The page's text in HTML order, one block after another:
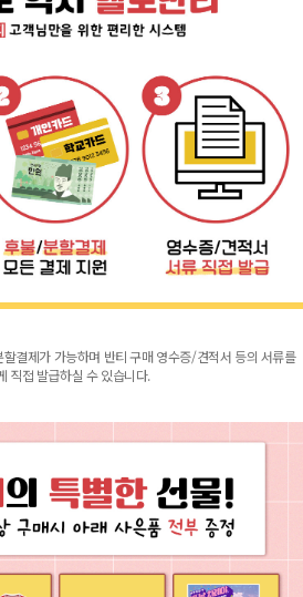
결제가 가능하며 반티 구매 영수증/견적서 등의 서류를
직접 발급하실 수 있습니다.